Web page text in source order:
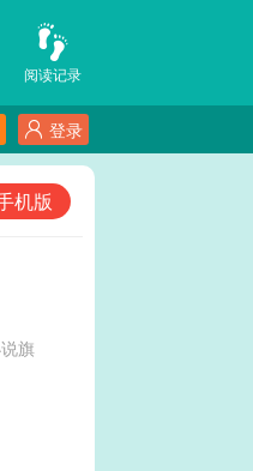
阅读记录
登录
机版
旗